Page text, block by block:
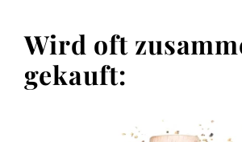
Wird oft
gekauft: